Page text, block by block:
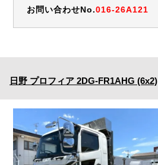
お問い合わせNo.016-26A121
日野 プロフィア 2DG-FR1AHG (6x2)